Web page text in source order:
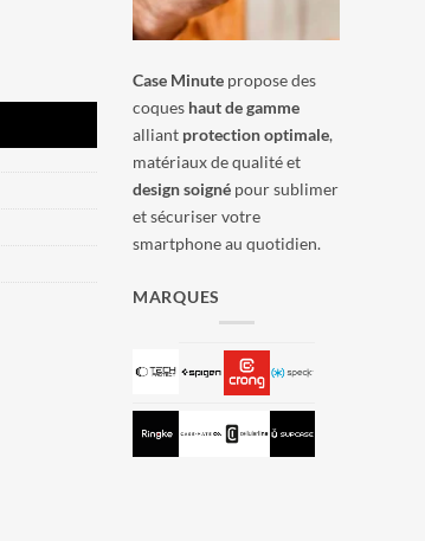
Case Minute propose des
coques haut de gamme
alliant protection optimale,
matériaux de qualité et
design soigné pour sublimer
et sécuriser votre
smartphone au quotidien.
MARQUES